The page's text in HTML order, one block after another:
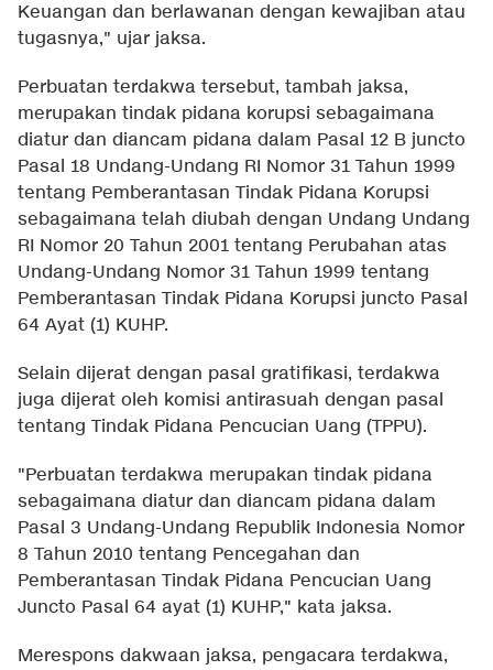
Keuangan dan berlawanan dengan kewajiban atau
tugasnya," ujar jaksa.
Perbuatan terdakwa tersebut, tambah jaksa,
merupakan tindak pidana korupsi sebagaimana
diatur dan diancam pidana dalam Pasal 12 B juncto
Pasal 18 Undang-Undang RI Nomor 31 Tahun 1999
tentang Pemberantasan Tindak Pidana Korupsi
sebagaimana telah diubah dengan Undang Undang
RI Nomor 20 Tahun 2001 tentang Perubahan atas
Undang-Undang Nomor 31 Tahun 1999 tentang
Pemberantasan Tindak Pidana Korupsi juncto Pasal
64 Ayat (1) KUHP.
Selain dijerat dengan pasal gratifikasi, terdakwa
juga dijerat oleh komisi antirasuah dengan pasal
tentang Tindak Pidana Pencucian Uang (TPPU).
"Perbuatan terdakwa merupakan tindak pidana
sebagaimana diatur dan diancam pidana dalam
Pasal 3 Undang-Undang Republik Indonesia Nomor
8 Tahun 2010 tentang Pencegahan dan
Pemberantasan Tindak Pidana Pencucian Uang
Juncto Pasal 64 ayat (1) KUHP," kata jaksa.
Merespons dakwaan jaksa, pengacara terdakwa,